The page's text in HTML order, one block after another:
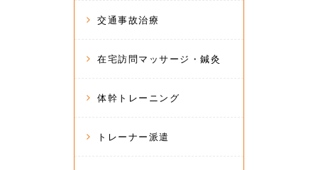
交通事故治療
在宅訪問マッサージ・鍼灸
体幹トレーニング
トレーナー派遣